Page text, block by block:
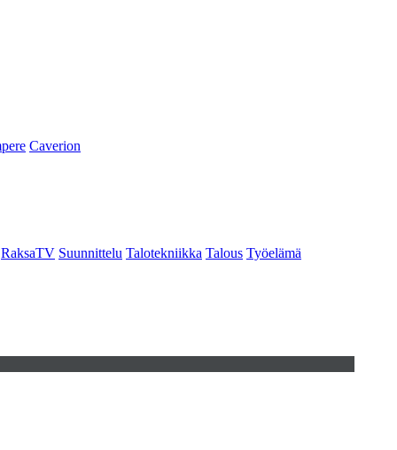
Caverion
RaksaTV Suunnittelu Talotekniikka Talous Työelämä